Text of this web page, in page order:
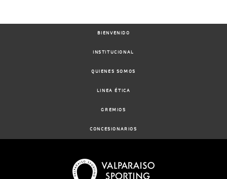
BIENVENIDO
INSTITUCIONAL
QUIENES SOMOS
LINEA ÉTICA
GREMIOS
CONCESIONARIOS